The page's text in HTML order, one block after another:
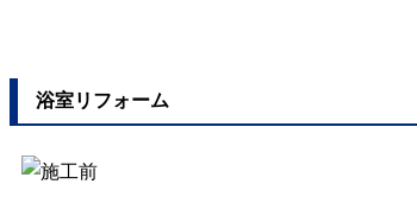
浴室リフォーム